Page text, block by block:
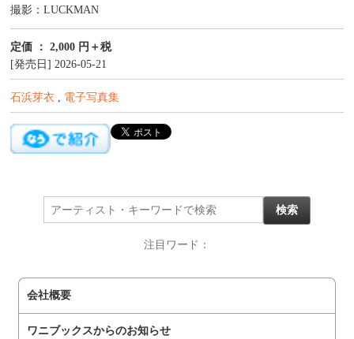
撮影：LUCKMAN
定価 ： 2,000 円＋税
[発売日] 2026-05-21
石浜芽衣 電子写真集
注目ワード：
会社概要
ワニブックスからのお知らせ